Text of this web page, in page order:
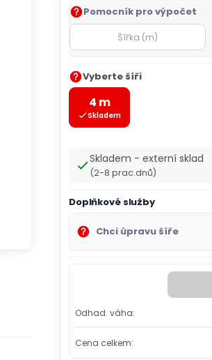
Měrná
cena:
Pomocník pro výpočet
Vyberte šíři
4 m
Skladem
Skladem - externí sklad
(2-8 prac.dnů)
Doplňkové služby
Chci úpravu šíře
Odhad. váha:
Cena celkem: